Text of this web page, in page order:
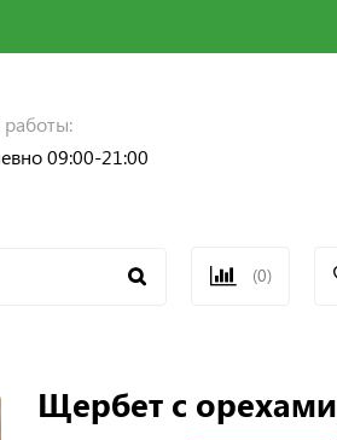
09:00-21:00
(0)
Щербет с орехами